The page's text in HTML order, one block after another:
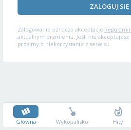
ZALOGUJ SIĘ
Zalogowanie oznacza akceptację
aktualnym brzmieniu. Jeśli nie akceptujesz
prosimy o niekorzystanie z serwisu.
Główna Wykopalisko Hity